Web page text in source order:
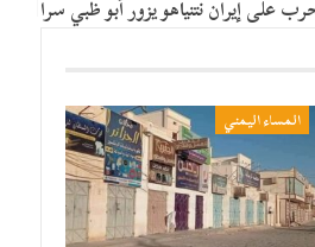
على إيران نتنياهو يزور أبو ظبي سرا
المساء اليمني